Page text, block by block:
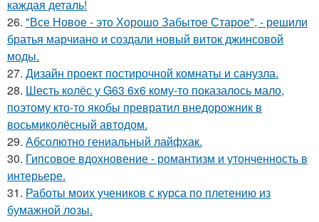
каждая деталь!
26. "Все Новое - это Хорошо Забытое Старое", - решили
братья марчиано и создали новый виток джинсовой
моды.
27. Дизайн проект постирочной комнаты и санузла.
28. Шесть колёс у G63 6x6 кому-то показалось мало,
поэтому кто-то якобы превратил внедорожник в
восьмиколёсный автодом.
29. Абсолютно гениальный лайфхак.
30. Гипсовое вдохновение - романтизм и утонченность в
интерьере.
31. Работы моих учеников с курса по плетению из
бумажной лозы.